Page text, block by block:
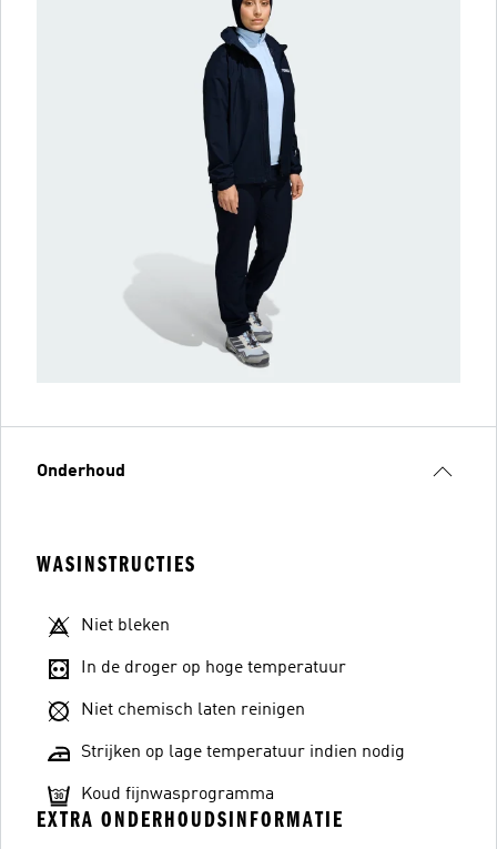
Onderhoud
WASINSTRUCTIES
Niet bleken
In de droger op hoge temperatuur
Niet chemisch laten reinigen
Strijken op lage temperatuur indien nodig
Koud fijnwasprogramma
EXTRA ONDERHOUDSINFORMATIE